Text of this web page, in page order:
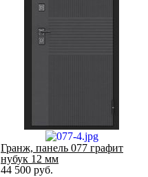
Гранж, панель 077 графит
нубук 12 мм
44 500 руб.